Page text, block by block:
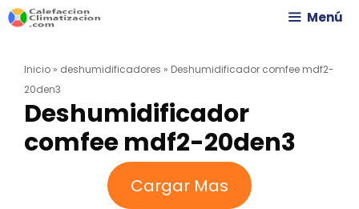
Saltar
contenido
Menú
Inicio » deshumidificadores » Deshumidificador comfee mdf2-
20den3
Deshumidificador
comfee mdf2-20den3
Cargar Mas